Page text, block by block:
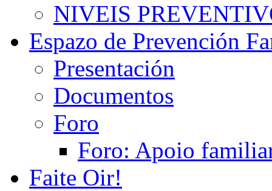
NIVEIS
Espazo de Prevención
Presentación
Documentos
Foro
Foro: Apoio
Faite Oir!